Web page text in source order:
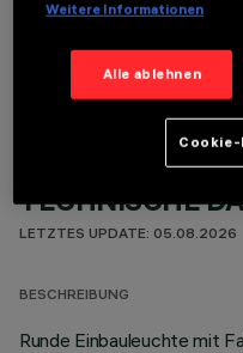
OPTIONALE
TECHNISCHE
LETZTES UPDATE: 05.08.2026
BESCHREIBUNG
Runde Einbauleuchte mit
Weitere Informationen
Alle ablehnen